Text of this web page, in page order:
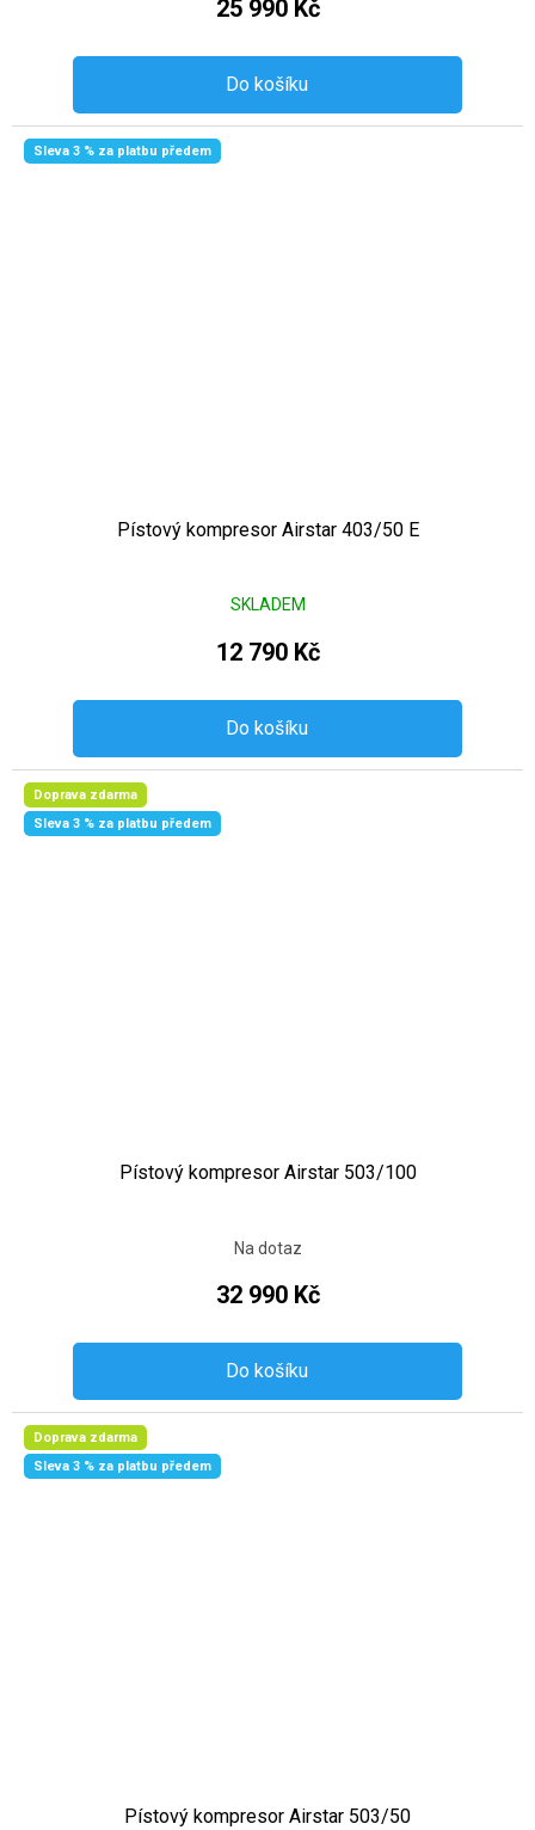
25 990 Kč
Do košíku
Sleva 3 % za platbu předem
Pístový kompresor Airstar 403/50 E
SKLADEM
12 790 Kč
Do košíku
Doprava zdarma
Sleva 3 % za platbu předem
Pístový kompresor Airstar 503/100
Na dotaz
32 990 Kč
Do košíku
Doprava zdarma
Sleva 3 % za platbu předem
Pístový kompresor Airstar 503/50